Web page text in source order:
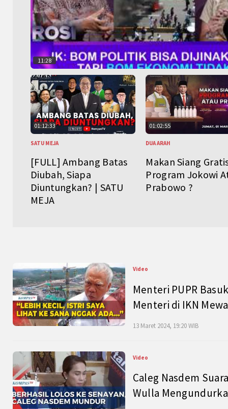
11:28
01:12:33
SATU MEJA
[FULL] Ambang Batas
Diubah, Siapa
Diuntungkan? | SATU
MEJA
01:02:55
DUA ARAH
Makan Siang
Program Jokowi
Prabowo ?
Video
Menteri PUPR
Menteri di IKN
13 Maret 2024, 19:20 WIB
Video
Caleg Nasdem
Wulla